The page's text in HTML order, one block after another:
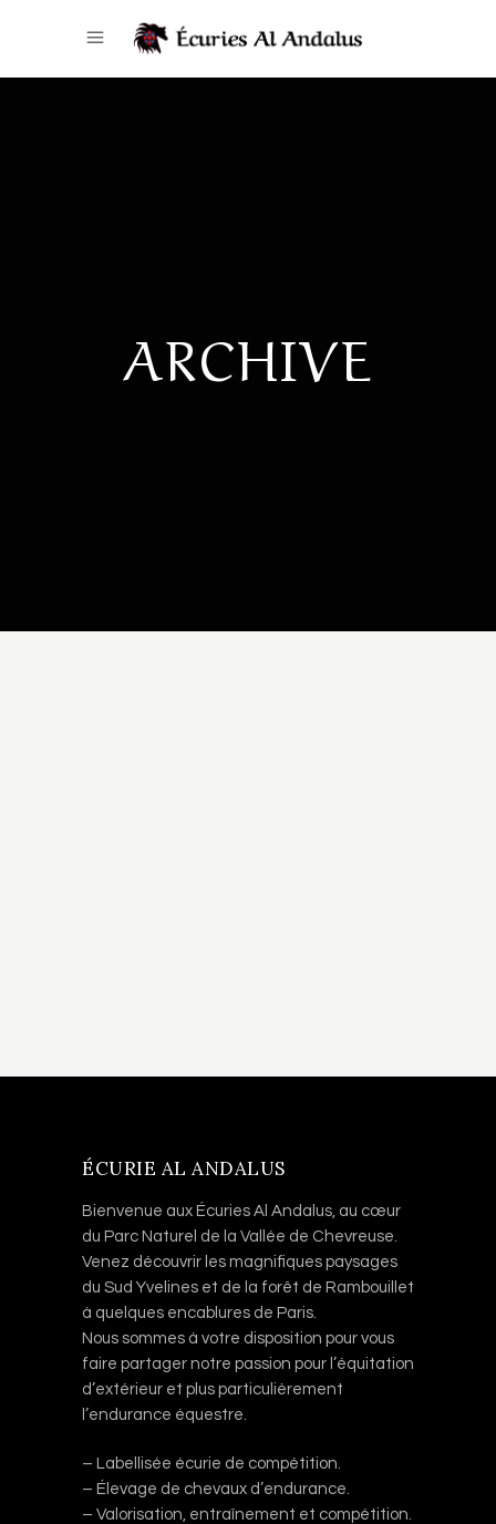
ARCHIVE
ÉCURIE AL ANDALUS
Bienvenue aux Écuries Al Andalus, au cœur
du Parc Naturel de la Vallée de Chevreuse.
Venez découvrir les magnifiques paysages
du Sud Yvelines et de la forêt de Rambouillet
à quelques encablures de Paris.
Nous sommes à votre disposition pour vous
faire partager notre passion pour l’équitation
d’extérieur et plus particulièrement
l’endurance équestre.
– Labellisée écurie de compétition.
– Élevage de chevaux d’endurance.
– Valorisation, entraînement et compétition.